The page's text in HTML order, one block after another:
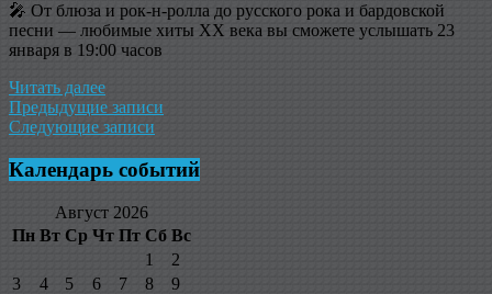
🎤 От блюза и рок-н-ролла до русского рока и бардовской
песни — любимые хиты XX века вы сможете услышать 23
января в 19:00 часов
Читать далее
Навигация
по
записям
Предыдущие записи
Следующие записи
Календарь событий
Август 2026
Пн Вт Ср Чт Пт Сб Вс
1
2
3
4 5 6 7 8
9